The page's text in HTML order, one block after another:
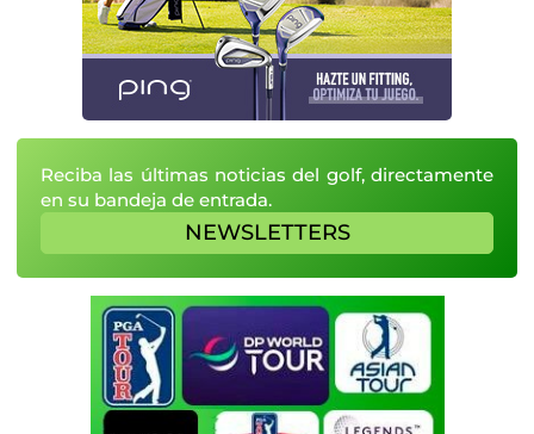
Reciba las últimas noticias del golf, directamente
en su bandeja de entrada.
NEWSLETTERS